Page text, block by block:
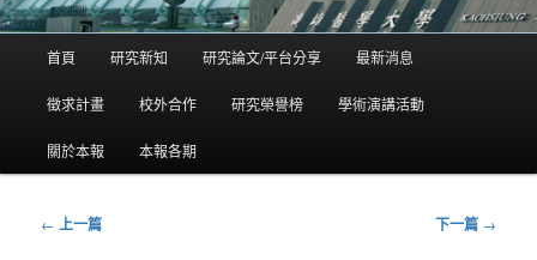
單
首頁 研究新知 研究論文/平台分享 最新消息
徵求計畫 校外合作 研究榮譽榜 學術演講活動
關於本報 本報各期
← 上一篇 下一篇 →